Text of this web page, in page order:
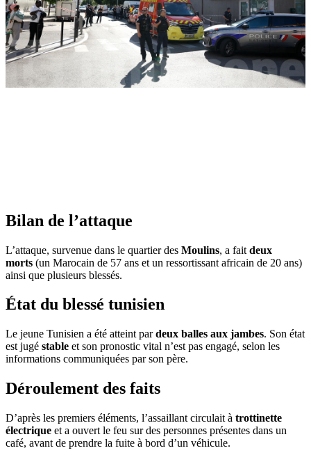
Bilan de l’attaque
L’attaque, survenue dans le quartier des Moulins, a fait deux
morts (un Marocain de 57 ans et un ressortissant africain de 20 ans)
ainsi que plusieurs blessés.
État du blessé tunisien
Le jeune Tunisien a été atteint pardeux balles aux jambes. Son état
est jugé stable et son pronostic vital n’est pas engagé, selon les
informations communiquées par son père.
Déroulement des faits
D’après les premiers éléments, l’assaillant circulait à trottinette
électrique et a ouvert le feu sur des personnes présentes dans un
café, avant de prendre la fuite à bord d’un véhicule.